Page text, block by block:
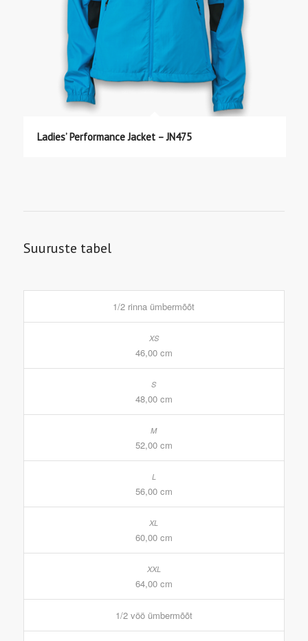
Ladies’ Performance Jacket – JN475
Suuruste tabel
1/2 rinna ümbermõõt
46,00 cm
48,00 cm
52,00 cm
56,00 cm
60,00 cm
64,00 cm
1/2 vöö ümbermõõt